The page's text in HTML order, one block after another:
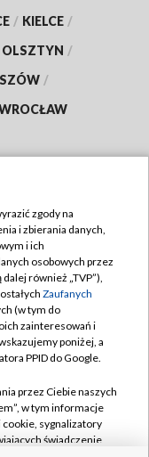
/ KIELCE /
OLSZTYN /
/
zgody na
i zbierania danych,
i ich
osobowych przez
również „TVP”),
Zaufanych
(w tym do
zainteresowań i
poniżej, a
PPID do Google.
przez Ciebie naszych
w tym informacje
cookie, sygnalizatory
świadczenie